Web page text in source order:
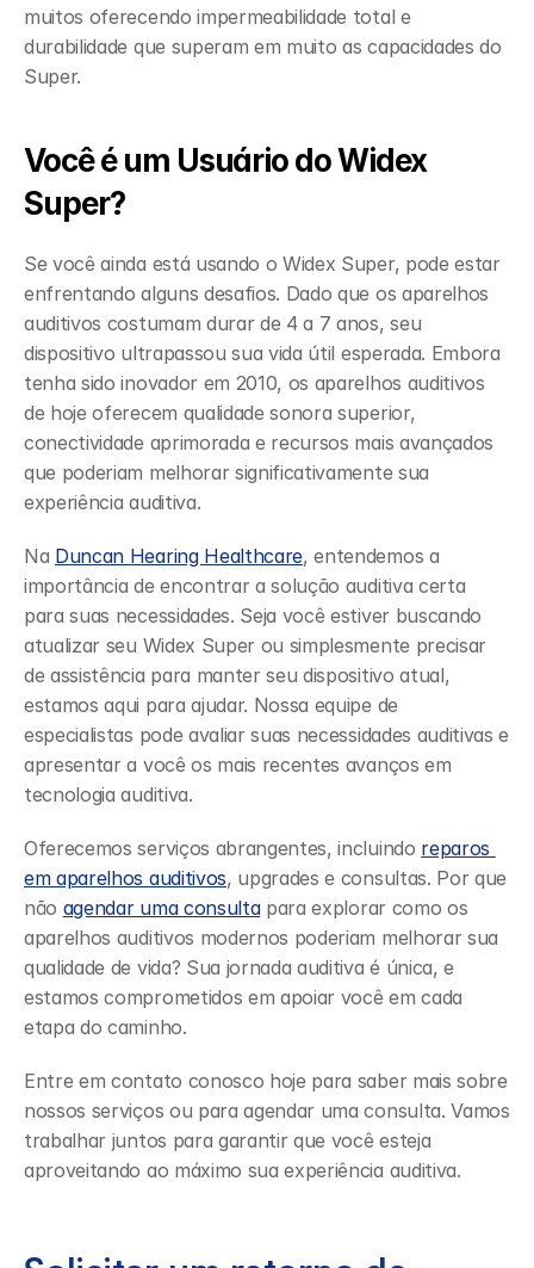
muitos oferecendo impermeabilidade total e
durabilidade que superam em muito as capacidades do
Super.
Você é um Usuário do Widex
Super?
Se você ainda está usando o Widex Super, pode estar
enfrentando alguns desafios. Dado que os aparelhos
auditivos costumam durar de 4 a 7 anos, seu
dispositivo ultrapassou sua vida útil esperada. Embora
tenha sido inovador em 2010, os aparelhos auditivos
de hoje oferecem qualidade sonora superior,
conectividade aprimorada e recursos mais avançados
que poderiam melhorar significativamente sua
experiência auditiva.
Na Duncan Hearing Healthcare, entendemos a
importância de encontrar a solução auditiva certa
para suas necessidades. Seja você estiver buscando
atualizar seu Widex Super ou simplesmente precisar
de assistência para manter seu dispositivo atual,
estamos aqui para ajudar. Nossa equipe de
especialistas pode avaliar suas necessidades auditivas e
apresentar a você os mais recentes avanços em
tecnologia auditiva.
Oferecemos serviços abrangentes, incluindo reparos
em aparelhos auditivos, upgrades e consultas. Por que
não agendar uma consulta para explorar como os
aparelhos auditivos modernos poderiam melhorar sua
qualidade de vida? Sua jornada auditiva é única, e
estamos comprometidos em apoiar você em cada
etapa do caminho.
Entre em contato conosco hoje para saber mais sobre
nossos serviços ou para agendar uma consulta. Vamos
trabalhar juntos para garantir que você esteja
aproveitando ao máximo sua experiência auditiva.